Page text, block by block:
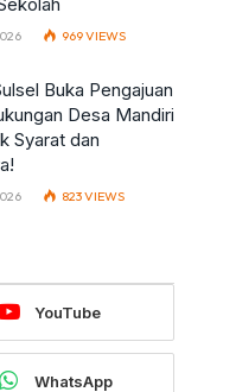
969VIEWS
Buka Pengajuan
Desa Mandiri
Syarat dan
823VIEWS
YouTube
WhatsApp